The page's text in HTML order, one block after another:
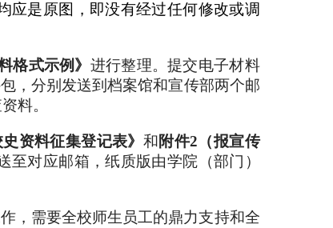
应是原图，即没有经过任何修改或调
格式示例》 进行整理。提交电子材料
，分别发送到档案馆和宣传部两个邮
料。
资料征集登记表》 和 附件2（报宣传
至对应邮箱，纸质版由学院（部门）
，需要全校师生员工的鼎力支持和全